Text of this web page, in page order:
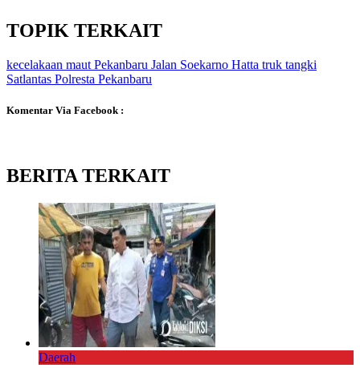
TOPIK TERKAIT
kecelakaan maut Pekanbaru Jalan Soekarno Hatta truk tangki
Satlantas Polresta Pekanbaru
Komentar Via Facebook :
BERITA TERKAIT
Daerah